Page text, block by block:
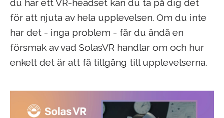
du har ett VR-headset kan du ta på dig det
för att njuta av hela upplevelsen. Om du inte
har det - inga problem - får du ändå en
försmak av vad SolasVR handlar om och hur
enkelt det är att få tillgång till upplevelserna.